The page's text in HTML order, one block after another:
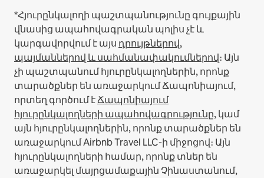
*Հյուրընկալողի պաշտպանությունը գույքային
վնասից ապահովագրական պոլիս չէ և
կարգավորվում է այս դրույթներով,
պայմաններով և սահմանափակումներով։ Այն
չի պաշտպանում հյուրընկալողներին, որոնք
տարածքներ են առաջարկում Ճապոնիայում,
որտեղ գործում էՃապոնիայում
հյուրընկալողների ապահովագրությունը, կամ
այն հյուրընկալողներին, որոնք տարածքներ են
առաջարկում Airbnb Travel LLC-ի միջոցով։ Այն
հյուրընկալողների համար, որոնք տներ են
առաջարկել մայրցամաքային Չինաստանում,